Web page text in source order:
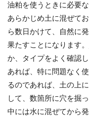
油粕を使うときに必要
あらかじめ土に混ぜて
ら数日かけて、自然に
果たすことになります
か、タイプをよく確認
あれば、特に問題なく
るのであれば、土の上
して、数箇所に穴を掘
中には水に混ぜてから